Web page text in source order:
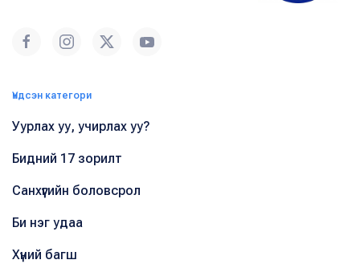
Үндсэн категори
Уурлах уу, учирлах уу?
Бидний 17 зорилт
Санхүүгийн боловсрол
Би нэг удаа
Хүний багш